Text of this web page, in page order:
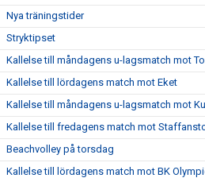
Nya träningstider
Stryktipset
Kallelse till måndagens u-lagsmatch mot
Kallelse till lördagens match mot Eket
Kallelse till måndagens u-lagsmatch mot
Kallelse till fredagens match mot
Beachvolley på torsdag
Kallelse till lördagens match mot BK